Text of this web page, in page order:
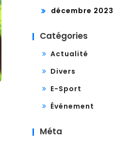
décembre 2023
Catégories
Actualité
Divers
E-Sport
Événement
Méta